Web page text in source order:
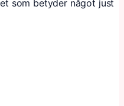
som betyder något just